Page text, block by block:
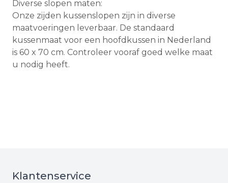
Diverse slopen maten:
Onze zijden kussenslopen zijn in diverse
maatvoeringen leverbaar. De standaard
kussenmaat voor een hoofdkussen in Nederland
is 60 x 70 cm. Controleer vooraf goed welke maat
u nodig heeft.
Klantenservice